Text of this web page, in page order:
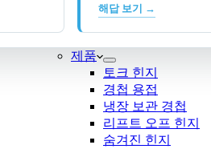
해답 보기 →
제품
토크 힌지
경첩 용접
냉장 보관 경첩
리프트 오프 힌지
숨겨진 힌지